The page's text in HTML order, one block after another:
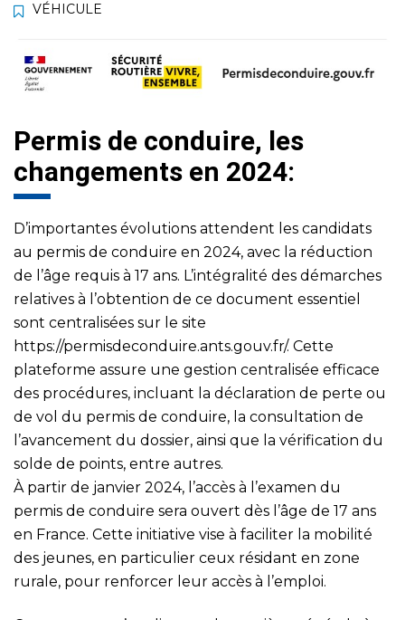
VÉHICULE
Permis de conduire, les
changements en 2024:
D’importantes évolutions attendent les candidats
au permis de conduire en 2024, avec la réduction
de l’âge requis à 17 ans. L’intégralité des démarches
relatives à l’obtention de ce document essentiel
sont centralisées sur le site
https://permisdeconduire.ants.gouv.fr/. Cette
plateforme assure une gestion centralisée efficace
des procédures, incluant la déclaration de perte ou
de vol du permis de conduire, la consultation de
l’avancement du dossier, ainsi que la vérification du
solde de points, entre autres.
À partir de janvier 2024, l’accès à l’examen du
permis de conduire sera ouvert dès l’âge de 17 ans
en France. Cette initiative vise à faciliter la mobilité
des jeunes, en particulier ceux résidant en zone
rurale, pour renforcer leur accès à l’emploi.